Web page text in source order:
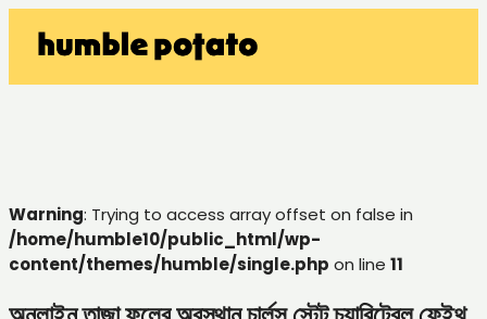
Warning: Trying to access array offset on false in
/home/humble10/public_html/wp-
content/themes/humble/single.php on line 11